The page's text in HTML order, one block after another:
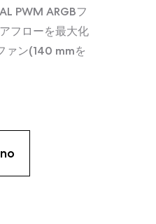
PWM ARGBフ
フローを最大化
ァン(140 mmを